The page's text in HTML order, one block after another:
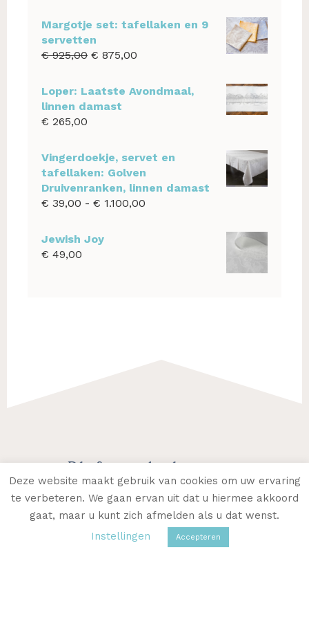
Margotje set: tafellaken en 9
servetten
€925,00 Oorspronkelijke
was:
€ 925,00.
€ 875,00
Loper: Laatste Avondmaal,
linnen damast
€ 265,00
Vingerdoekje, servet en
tafellaken: Golven
Druivenranken, linnen damast
€ 39,00 - € 1.100,00
Jewish Joy
€ 49,00
FooterBlijf op de hoogte
MELD JE AAN VOOR SANNY'S
NIEUWSBRIEF
Deze website maakt gebruik van cookies om uw ervaring
te verbeteren. We gaan ervan uit dat u hiermee akkoord
gaat, maar u kunt zich afmelden als u dat wenst.
Instellingen
Accepteren